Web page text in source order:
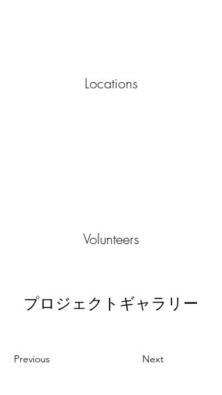
Locations
Volunteers
プロジェクトギャラリー
Previous Next